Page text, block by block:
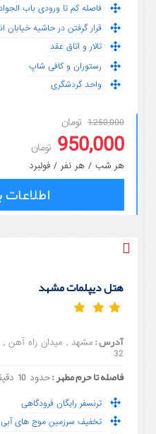
فاصله کم تا ورودی باب
قرار گرفتن در حاشیه خیابان
تالار و اتاق عقد
رستوران و کافی شاپ
واحد گردشگری
1.250,000 تومان
950,000 تومان
هر شب / هر نفر / فولبرد
هتل دیپلمات مشهد
آدرس : مشهد , میدان راه آهن ,
32
فاصله تا حرم مطهر :حدود 10 دقیقه با ماشین
ترنسفر رایگان فرودگاهی
تخفیف سرزمین موج های آبی